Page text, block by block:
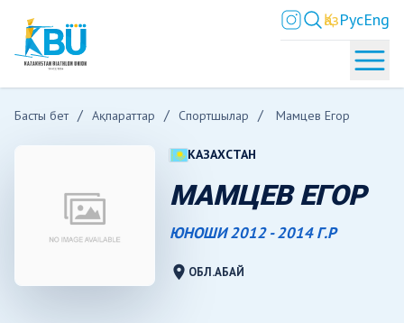
ҚазРусEng
Басты бет Ақпараттар Спортшылар Мамцев Егор
КАЗАХСТАН
МАМЦЕВ ЕГОР
ЮНОШИ 2012 - 2014 Г.Р
location_on ОБЛ.АБАЙ